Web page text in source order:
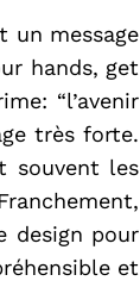
un message
hands, get
“l’avenir
très forte.
souvent les
design pour
et